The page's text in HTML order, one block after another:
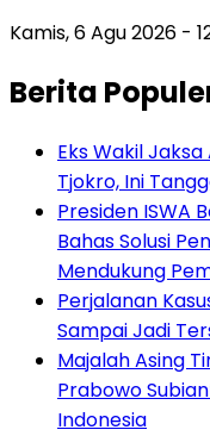
Kamis, 6 Agu 2026 -
Berita
Eks Wakil
Tjokro, Ini
Presiden ISWA
Bahas Solusi
Mendukung
Perjalanan
Sampai Jadi
Majalah Asing
Prabowo
Indonesia